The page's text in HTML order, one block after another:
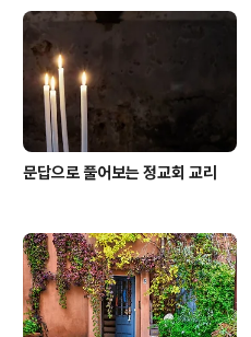
문답으로 풀어보는 정교회 교리